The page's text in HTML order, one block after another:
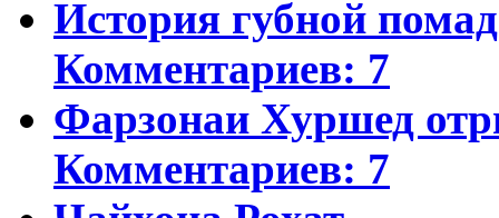
История губной
Комментариев: 7
Фарзонаи Хуршед
Комментариев: 7